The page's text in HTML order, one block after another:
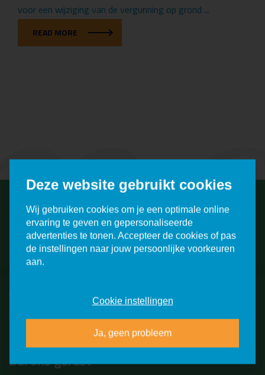
voor een wijziging van de vergunning op grond ...
READ MORE
Meld je aan voor een
rondleiding!
Vragen?
Bel ons gerust
Deze website gebruikt cookies
Wij gebruiken cookies om je een optimale online
ervaring te geven en gepersonaliseerde
advertenties te tonen. Accepteer de cookies of pas
de instellingen naar jouw persoonlijke voorkeuren
aan.
Cookie instellingen
Ja, geen probleem